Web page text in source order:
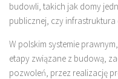
budowli, takich jak domy
publicznej, czy
W polskim systemie
etapy związane z budową,
pozwoleń, przez realizację